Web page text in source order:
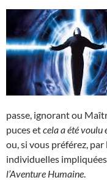
passe, ignorant ou
puces etcela a été voulu
ou, si vous préférez, par
individuelles
l’Aventure Humaine